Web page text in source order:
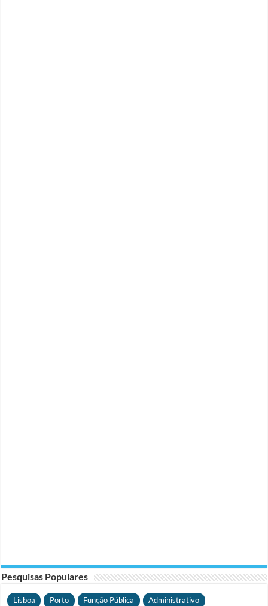
Pesquisas Populares
Lisboa Porto Função Pública Administrativo